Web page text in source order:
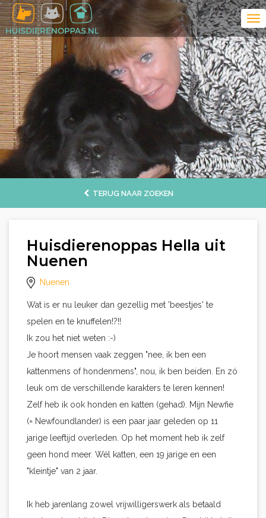
TERUG NAAR ZOEKEN
Huisdierenoppas Hella uit
Nuenen
Nuenen
Wat is er nu leuker dan gezellig met 'beestjes' te
spelen en te knuffelen!?!!
Ik zou het niet weten :-)
Je hoort mensen vaak zeggen "nee, ik ben een
kattenmens of hondenmens", nou, ik ben beiden. En zó
leuk om de verschillende karakters te leren kennen!
Zelf heb ik ook honden en katten (gehad). Mijn Newfie
(= Newfoundlander) is een paar jaar geleden op 11
jarige leeftijd overleden. Op het moment heb ik zelf
geen hond meer. Wél katten, een 19 jarige en een
"kleintje" van 2 jaar.
Ik heb jarenlang zowel vrijwilligerswerk als betaald